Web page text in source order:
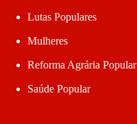
Lutas Populares
Mulheres
Reforma Agrária Popular
Saúde Popular